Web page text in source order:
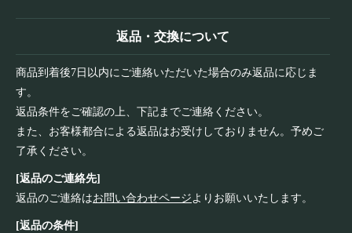
返品・交換について
商品到着後7日以内にご連絡いただいた場合のみ返品に応じま
す。
返品条件をご確認の上、下記までご連絡ください。
また、お客様都合による返品はお受けしておりません。予めご
了承ください。
[返品のご連絡先]
返品のご連絡はお問い合わせページよりお願いいたします。
[返品の条件]